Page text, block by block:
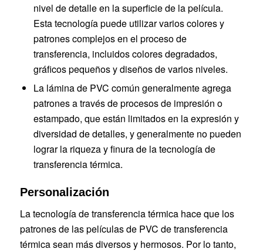
nivel de detalle en la superficie de la película.
Esta tecnología puede utilizar varios colores y
patrones complejos en el proceso de
transferencia, incluidos colores degradados,
gráficos pequeños y diseños de varios niveles.
La lámina de PVC común generalmente agrega
patrones a través de procesos de impresión o
estampado, que están limitados en la expresión y
diversidad de detalles, y generalmente no pueden
lograr la riqueza y finura de la tecnología de
transferencia térmica.
Personalización
La tecnología de transferencia térmica hace que los
patrones de las películas de PVC de transferencia
térmica sean más diversos y hermosos. Por lo tanto,